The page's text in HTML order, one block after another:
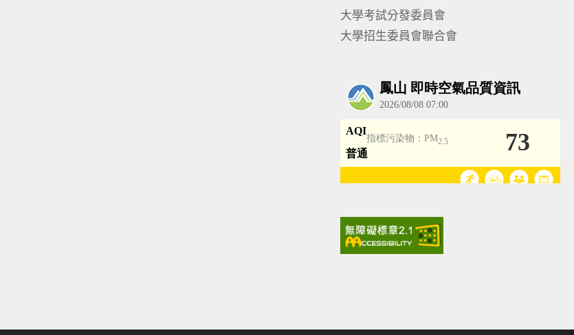
大學考試分發委員會
大學招生委員會聯合會